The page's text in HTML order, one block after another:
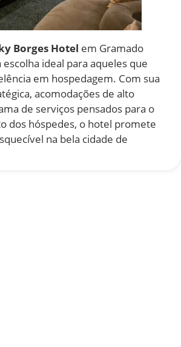
Borges Hotel em Gramado
ideal para aqueles que
em hospedagem. Com sua
acomodações de alto
de serviços pensados para o
dos hóspedes, o hotel promete
na bela cidade de